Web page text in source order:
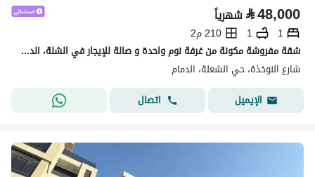
⃁48,000 شهرياً
1
1
210 م2
شقة مفروشة مكونة من غرفة نوم واحدة و صالة للإيجار في الشلة، الدمام
شارع النوخذة، حي الشعلة، الدمام
الإيميل
اتصال